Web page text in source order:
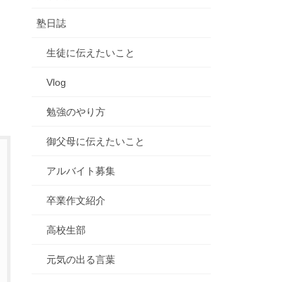
塾日誌
生徒に伝えたいこと
Vlog
勉強のやり方
御父母に伝えたいこと
アルバイト募集
卒業作文紹介
高校生部
元気の出る言葉